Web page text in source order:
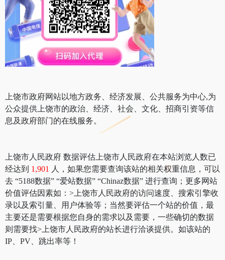
上饶市政府网站以地方政务、经济发展、公共服务为中心,为
公众提供上饶市的政治、经济、社会、文化、招商引资等信
息及政府部门的在线服务。
上饶市人民政府 数据评估上饶市人民政府在本站浏览人数已
经达到 1,901 人，如果您需要查询该站的相关权重信息，可以
去 “5188数据” “爱站数据” “Chinaz数据” 进行查询；更多网站
价值评估因素如：>上饶市人民政府的访问速度、搜索引擎收
录以及索引量、用户体验等；当然要评估一个站的价值，最
主要还是需要根据您自身的需求以及需要，一些确切的数据
则需要找>上饶市人民政府的站长进行洽谈提供。如该站的
IP、PV、跳出率等！